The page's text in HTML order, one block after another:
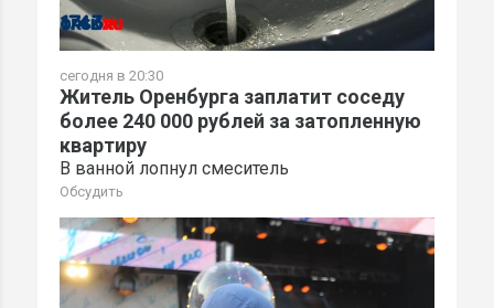
сегодня в 20:30
Житель Оренбурга заплатит соседу
более 240 000 рублей за затопленную
квартиру
В ванной лопнул смеситель
Обсудить